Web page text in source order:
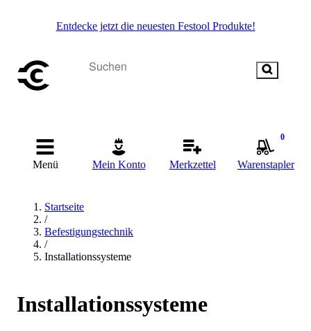
Entdecke jetzt die neuesten Festool Produkte!
Menü Mein Konto Merkzettel
0
Warenstapler
Startseite
/
Befestigungstechnik
/
Installationssysteme
Installationssysteme